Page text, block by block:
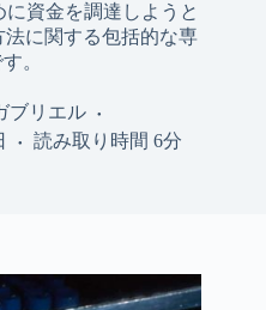
資金を調達しようと
法に関する包括的な専
。
ブリエル
読み取り時間 6分